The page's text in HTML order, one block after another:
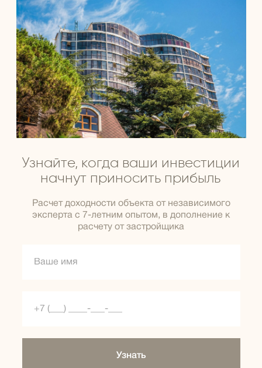
Узнать
Расчет доходности объекта от независимого
эксперта с 7-летним опытом, в дополнение к
расчету от застройщика
Узнайте, когда ваши инвестиции
начнут приносить прибыль